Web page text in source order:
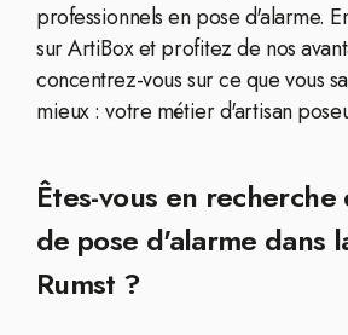
professionnels en pose d'alarme.
sur ArtiBox et profitez de nos
concentrez-vous sur ce que vous
mieux : votre métier d'artisan
Êtes-vous en
de pose d'alarme dans
Rumst ?